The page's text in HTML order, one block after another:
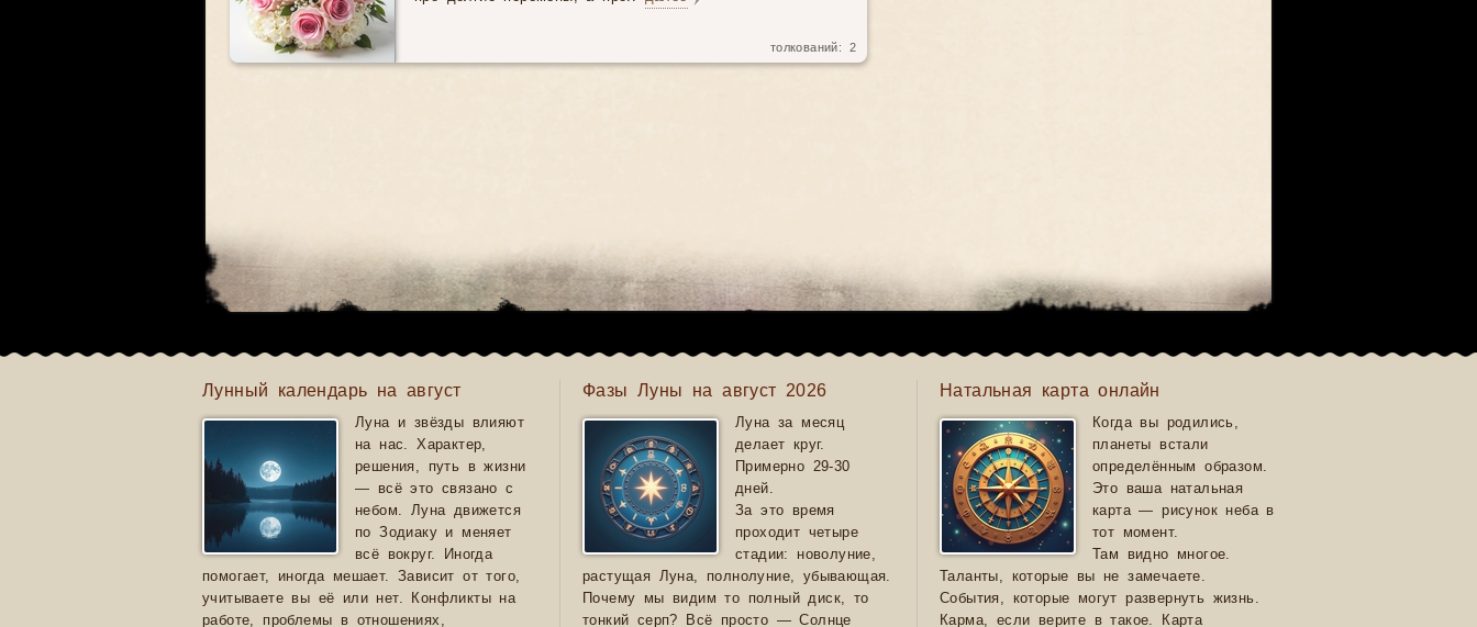
толкований: 2
Лунный календарь на август
Луна и звёзды влияют
на нас. Характер,
решения, путь в жизни
— всё это связано с
небом. Луна движется
по Зодиаку и меняет
всё вокруг. Иногда
помогает, иногда мешает. Зависит от того,
учитываете вы её или нет. Конфликты на
работе, проблемы в отношениях,
Фазы Луны на август 2026
Луна за месяц
делает круг.
Примерно 29-30
дней.
За это время
проходит четыре
стадии: новолуние,
растущая Луна, полнолуние, убывающая.
Почему мы видим то полный диск, то
тонкий серп? Всё просто — Солнце
Натальная карта онлайн
Когда вы родились,
планеты встали
определённым образом.
Это ваша натальная
карта — рисунок неба в
тот момент.
Там видно многое.
Таланты, которые вы не замечаете.
События, которые могут развернуть жизнь.
Карма, если верите в такое. Карта